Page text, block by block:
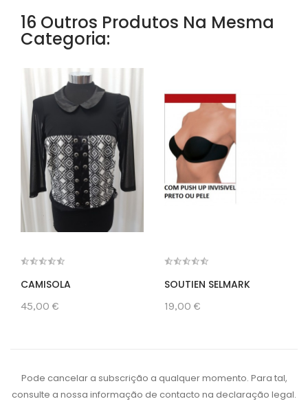
16 Outros Produtos Na Mesma
Categoria:
CAMISOLA
45,00 €
SOUTIEN SELMARK
19,00 €
Pode cancelar a subscrição a qualquer momento. Para tal,
consulte a nossa informação de contacto na declaração legal.